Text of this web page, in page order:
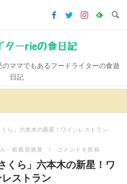
ターrieの食日記
ママでもあるフードライターの食遊
日記
ら」六本木の新星！ワインレストラン
・欧風居酒屋 コメントを投稿
くら」六本木の新星！ワ
ストラン